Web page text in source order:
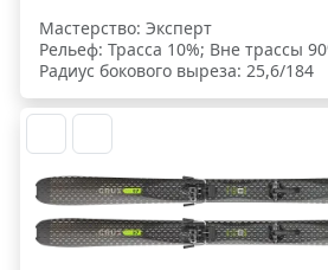
Мастерство: Эксперт
Рельеф: Трасса 10%; Вне трассы
Радиус бокового выреза: 25,6/184